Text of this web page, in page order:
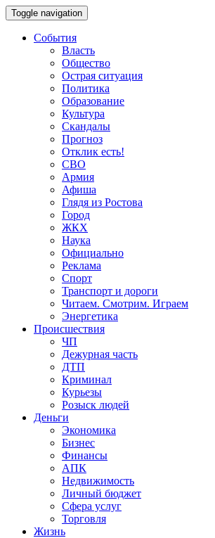
Toggle navigation
События
Власть
Общество
Острая ситуация
Политика
Образование
Культура
Скандалы
Прогноз
Отклик есть!
СВО
Армия
Афиша
Глядя из Ростова
Город
ЖКХ
Наука
Официально
Реклама
Спорт
Транспорт и дороги
Читаем. Смотрим. Играем
Энергетика
Происшествия
ЧП
Дежурная часть
ДТП
Криминал
Курьезы
Розыск людей
Деньги
Экономика
Бизнес
Финансы
АПК
Недвижимость
Личный бюджет
Сфера услуг
Торговля
Жизнь